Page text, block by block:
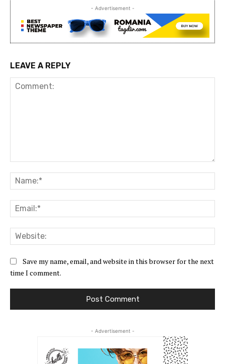
- Advertisement -
LEAVE A REPLY
Save my name, email, and website in this browser for the next
time I comment.
- Advertisement -